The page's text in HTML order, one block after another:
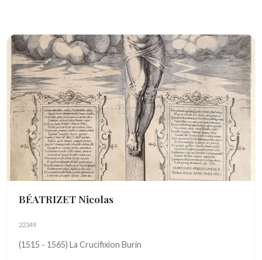
BÉATRIZET Nicolas
22349
(1515 - 1565) La Crucifixion Burin